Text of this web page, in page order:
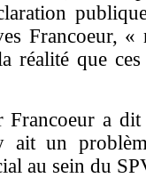
Francoeur, «
réalité que
a dit
un
au sein du